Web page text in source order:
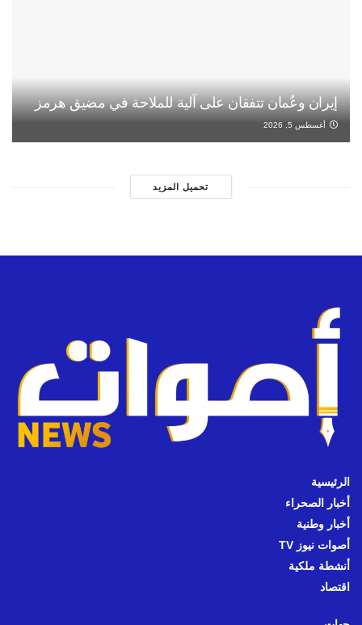
إيران وعُمان تتفقان على آلية للملاحة في مضيق هرمز
أغسطس 5, 2026
تحميل المزيد
الرئيسية
أخبار الصحراء
أخبار وطنية
أصوات نيوز TV
أنشطة ملكية
اقتصاد